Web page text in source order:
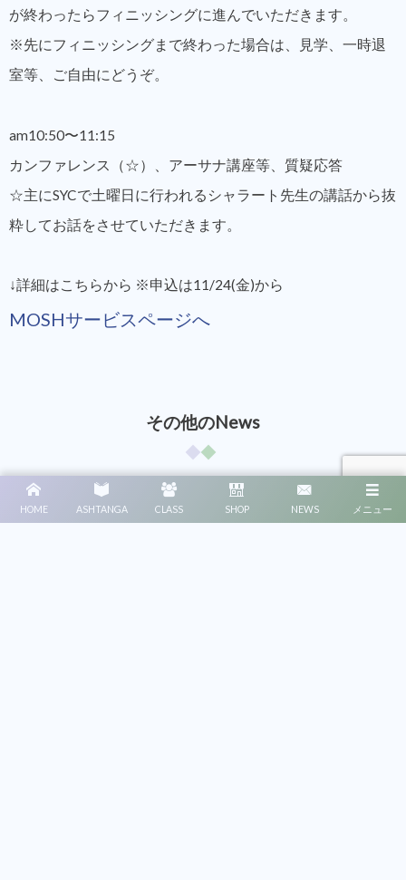
が終わったらフィニッシングに進んでいただきます。
※先にフィニッシングまで終わった場合は、見学、一時退
室等、ご自由にどうぞ。
am10:50〜11:15
カンファレンス（☆）、アーサナ講座等、質疑応答
☆主にSYCで土曜日に行われるシャラート先生の講話から抜
粋してお話をさせていただきます。
↓詳細はこちらから ※申込は11/24(金)から
MOSHサービスページへ
その他のNews
2026年5月23日 2026年8月のスケジュールを更新しました。メニュー
HOME ASHTANGA CLASS SHOP NEWS